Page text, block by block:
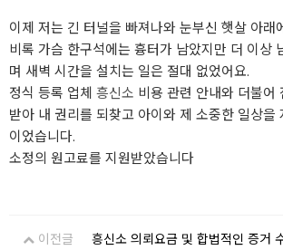
이제 저는 긴 터널을 빠져나와 눈부신 햇살 아래
비록 가슴 한구석에는 흉터가 남았지만 더 이상
며 새벽 시간을 설치는 일은 절대 없었어요.
정식 등록 업체 흥신소 비용 관련 안내와 더불어
받아 내 권리를 되찾고 아이와 제 소중한 일상을
이었습니다.
소정의 원고료를 지원받았습니다
이전글 흥신소 의뢰요금 및 합법적인 증거